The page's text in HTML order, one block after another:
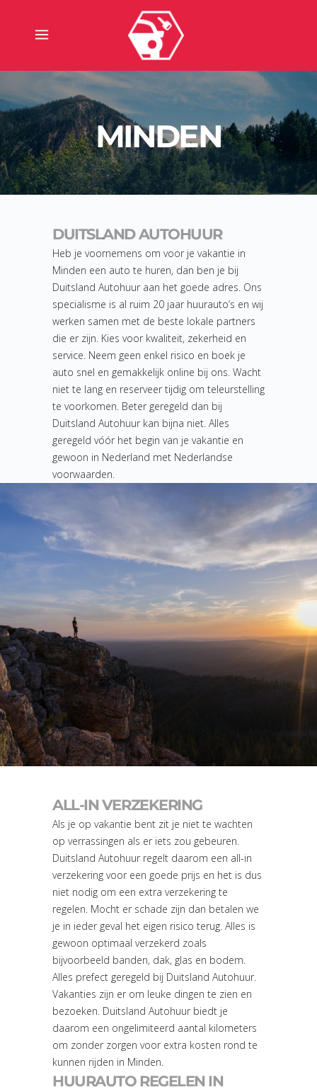
MINDEN
DUITSLAND AUTOHUUR
Heb je voornemens om voor je vakantie in
Minden een auto te huren, dan ben je bij
Duitsland Autohuur aan het goede adres. Ons
specialisme is al ruim 20 jaar huurauto’s en wij
werken samen met de beste lokale partners
die er zijn. Kies voor kwaliteit, zekerheid en
service. Neem geen enkel risico en boek je
auto snel en gemakkelijk online bij ons. Wacht
niet te lang en reserveer tijdig om teleurstelling
te voorkomen. Beter geregeld dan bij
Duitsland Autohuur kan bijna niet. Alles
geregeld vóór het begin van je vakantie en
gewoon in Nederland met Nederlandse
voorwaarden.
ALL-IN VERZEKERING
Als je op vakantie bent zit je niet te wachten
op verrassingen als er iets zou gebeuren.
Duitsland Autohuur regelt daarom een all-in
verzekering voor een goede prijs en het is dus
niet nodig om een extra verzekering te
regelen. Mocht er schade zijn dan betalen we
je in ieder geval het eigen risico terug. Alles is
gewoon optimaal verzekerd zoals
bijvoorbeeld banden, dak, glas en bodem.
Alles prefect geregeld bij Duitsland Autohuur.
Vakanties zijn er om leuke dingen te zien en
bezoeken. Duitsland Autohuur biedt je
daarom een ongelimiteerd aantal kilometers
om zonder zorgen voor extra kosten rond te
kunnen rijden in Minden.
HUURAUTO REGELEN IN